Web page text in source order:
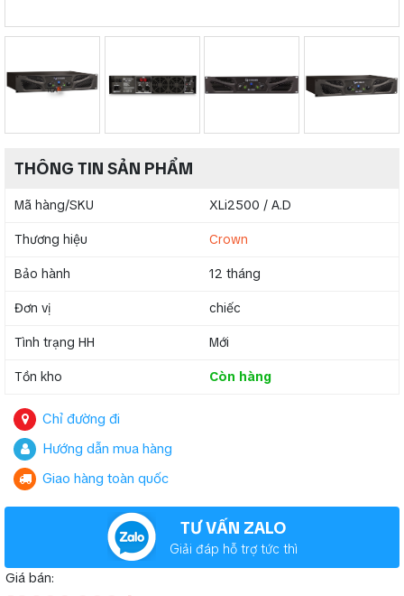
THÔNG TIN SẢN PHẨM
Mã hàng/SKU XLi2500 / A.D
Thương hiệu Crown
Bảo hành 12 tháng
Đơn vị chiếc
Tình trạng HH Mới
Tồn kho Còn hàng
Chỉ đường đi
Hướng dẫn mua hàng
Giao hàng toàn quốc
TƯ VẤN ZALO
Giải đáp hỗ trợ tức thì
Giá bán: